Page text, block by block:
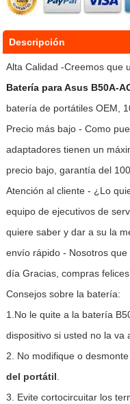
Descripción
Alta Calidad -Creemos que
Batería para Asus B50A-
batería de portátiles OEM,
Precio más bajo - Como
adaptadores tienen un
precio bajo, garantía del
Atención al cliente - ¿Lo
equipo de ejecutivos de
quiere saber y dar a su la
envío rápido - Nosotros
día Gracias, compras
Consejos sobre la batería:
1.No le quite a la batería
dispositivo si usted no la va
2. No modifique o
del portátil.
3. Evite cortocircuitar los